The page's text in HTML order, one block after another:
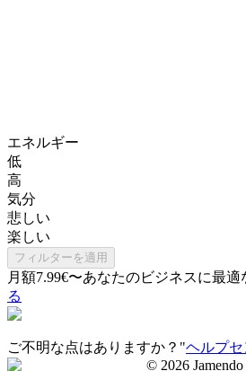
エネルギー
低
高
気分
悲しい
楽しい
フィルターを適用
月額7.99€〜あなたのビジネスに最適
る
ご不明な点はありますか？"ヘルプ
© 2026